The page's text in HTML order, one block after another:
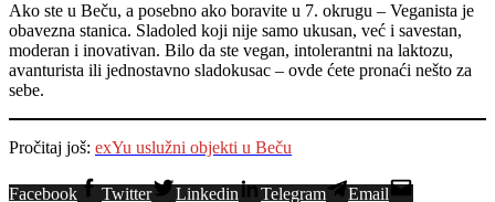
Ako ste u Beču, a posebno ako boravite u 7. okrugu – Veganista je
obavezna stanica. Sladoled koji nije samo ukusan, već i savestan,
moderan i inovativan. Bilo da ste vegan, intolerantni na laktozu,
avanturista ili jednostavno sladokusac – ovde ćete pronaći nešto za
sebe.
Pročitaj još: exYu uslužni objekti u Beču
Facebook Twitter Linkedin Telegram
Email